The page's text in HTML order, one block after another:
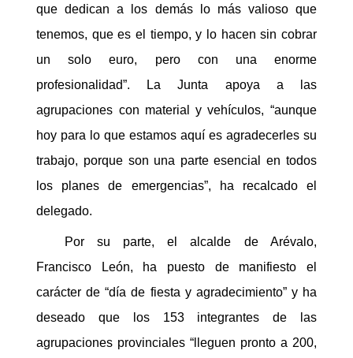
que dedican a los demás lo más valioso que
tenemos, que es el tiempo, y lo hacen sin cobrar
un solo euro, pero con una enorme
profesionalidad”. La Junta apoya a las
agrupaciones con material y vehículos, “aunque
hoy para lo que estamos aquí es agradecerles su
trabajo, porque son una parte esencial en todos
los planes de emergencias”, ha recalcado el
delegado.
Por su parte, el alcalde de Arévalo,
Francisco León, ha puesto de manifiesto el
carácter de “día de fiesta y agradecimiento” y ha
deseado que los 153 integrantes de las
agrupaciones provinciales “lleguen pronto a 200,